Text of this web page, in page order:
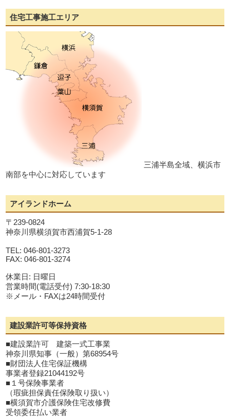
住宅工事施工エリア
三浦半島全域、横浜市
南部を中心に対応しています
アイランドホーム
〒239-0824
神奈川県横須賀市西浦賀5-1-28
TEL: 046-801-3273
FAX: 046-801-3274
休業日: 日曜日
営業時間(電話受付) 7:30-18:30
※メール・FAXは24時間受付
建設業許可等保持資格
■建設業許可 建築一式工事業
神奈川県知事（一般）第68954号
■財団法人住宅保証機構
事業者登録21044192号
■１号保険事業者
（瑕疵担保責任保険取り扱い）
■横須賀市介護保険住宅改修費
受領委任払い業者